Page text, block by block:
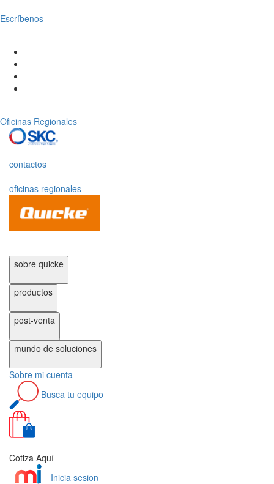
Escríbenos
Oficinas Regionales
contactos
oficinas regionales
sobre quicke
productos
post-venta
mundo de soluciones
Sobre mi cuenta
Busca tu equipo
Cotiza Aquí
Inicia sesion